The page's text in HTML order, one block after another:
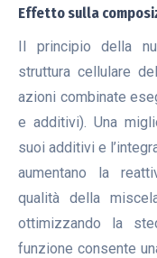
Effetto sulla
Il principio della
struttura cellulare
azioni combinate
e additivi). Una
suoi additivi e
aumentano la
qualità della
ottimizzando la
funzione consente